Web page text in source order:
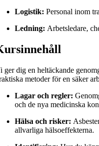
Logistik: Personal inom
Ledning: Arbetsledare,
ger dig en heltäckande
metoder för en säker
Lagar och regler:
och de nya medicinska
Hälsa och risker:
allvarliga hälsoeffekterna.